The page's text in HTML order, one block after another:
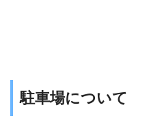
駐車場について